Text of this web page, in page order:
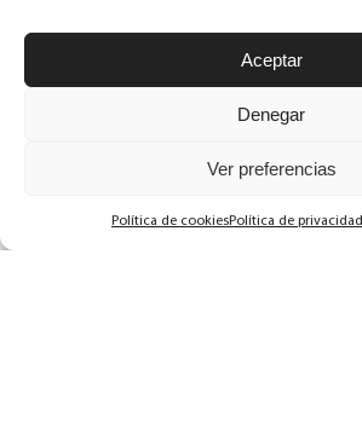
Aceptar
Denegar
Ver preferencias
Política de cookiesPolítica de privacidad
La realidad del postparto